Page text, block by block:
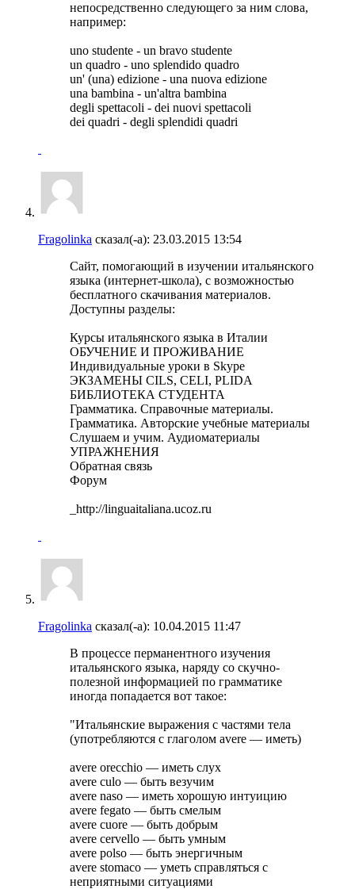
непосредственно следующего за ним слова,
например:
uno studente - un bravo studente
un quadro - uno splendido quadro
un' (una) edizione - una nuova edizione
una bambina - un'altra bambina
degli spettacoli - dei nuovi spettacoli
dei quadri - degli splendidi quadri
Fragolinka сказал(-а): 23.03.2015 13:54
Сайт, помогающий в изучении итальянского
языка (интернет-школа), с возможностью
бесплатного скачивания материалов.
Доступны разделы:
Курсы итальянского языка в Италии
ОБУЧЕНИЕ И ПРОЖИВАНИЕ
Индивидуальные уроки в Skype
ЭКЗАМЕНЫ CILS, CELI, PLIDA
БИБЛИОТЕКА СТУДЕНТА
Грамматика. Справочные материалы.
Грамматика. Авторские учебные материалы
Слушаем и учим. Аудиоматериалы
УПРАЖНЕНИЯ
Обратная связь
Форум
_http://linguaitaliana.ucoz.ru
Fragolinka сказал(-а): 10.04.2015 11:47
В процессе перманентного изучения
итальянского языка, наряду со скучно-
полезной информацией по грамматике
иногда попадается вот такое:
"Итальянские выражения с частями тела
(употребляются с глаголом avere — иметь)
avere orecchio — иметь слух
avere culo — быть везучим
avere naso — иметь хорошую интуицию
avere fegato — быть смелым
avere cuore — быть добрым
avere cervello — быть умным
avere polso — быть энергичным
avere stomaco — уметь справляться с
неприятными ситуациями